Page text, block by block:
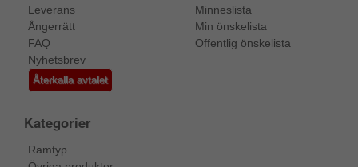
Leverans
Ångerrätt
FAQ
Nyhetsbrev
Återkalla avtalet
Minneslista
Min önskelista
Offentlig önskelista
Kategorier
Ramtyp